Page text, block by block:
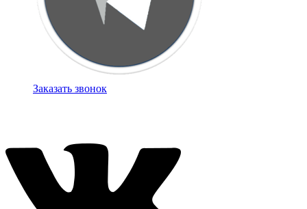
Заказать звонок